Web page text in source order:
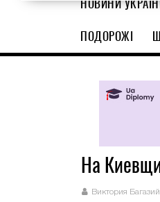
НОВИНИ
ПОДОРОЖІ
На
Виктория Багазий